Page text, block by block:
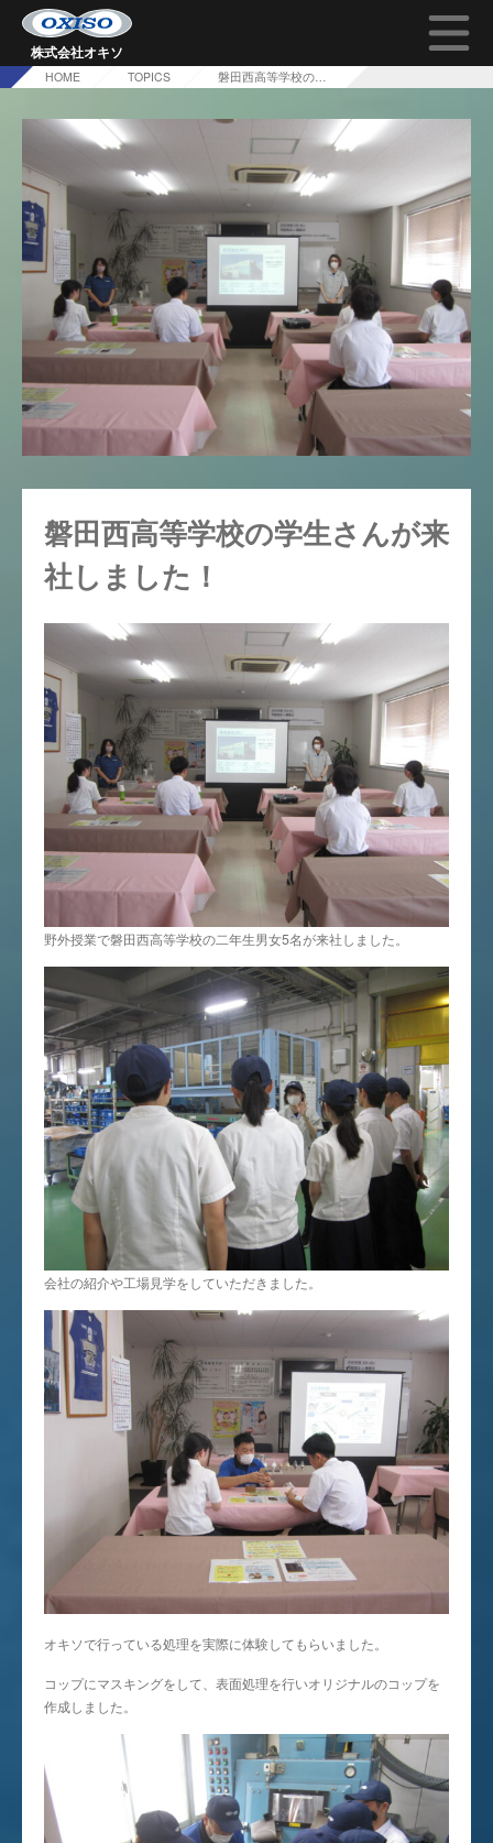
株式会社オキソ
TOP
オキソの技術について
会社概要
採用情報
問い合わせ
HOME TOPICS 磐田西高等学校の学生さんが来社しました！
磐田西高等学校の学生さんが来
社しました！
野外授業で磐田西高等学校の二年生男女5名が来社しました。
会社の紹介や工場見学をしていただきました。
オキソで行っている処理を実際に体験してもらいました。
コップにマスキングをして、表面処理を行いオリジナルのコップを
作成しました。